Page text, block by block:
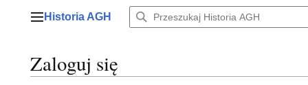
Menu główne
Historia AGH
Zaloguj się